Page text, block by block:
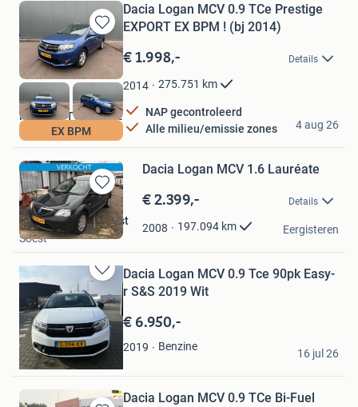
Bewaren
in
Mijn
Favorieten
EX BPM
Dacia Logan MCV 0.9 TCe Prestige
EXPORT EX BPM ! (bj 2014)
€ 1.998,- Details
2014 275.751 km
NAP gecontroleerd
Alle milieu/emissie zones
MESO AUTOMOTIVE
Roosendaal
4 aug 26
Bewaren
in
Mijn
Favorieten
Dacia Logan MCV 1.6 Lauréate
€ 2.399,- Details
2008 197.094 km
ATS auto totaal Soest
Soest
Eergisteren
Bewaren
in
Mijn
Favorieten
Dacia Logan MCV 0.9 Tce 90pk Easy-
r S&S 2019 Wit
€ 6.950,-
2019 Benzine
marc
Arnhem
16 jul 26
Dacia Logan MCV 0.9 TCe Bi-Fuel